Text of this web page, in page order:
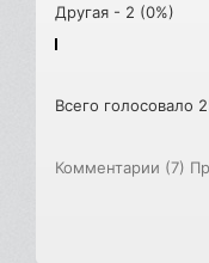
Другая - 2 (0%)
Всего голосовало
Комментарии (7)